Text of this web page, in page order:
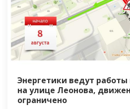
Энергетики ведут
на улице Леонова,
ограничено